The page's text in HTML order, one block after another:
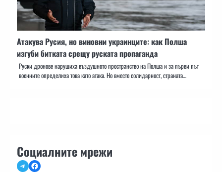
Атакува Русия, но виновни украинците: как Полша
изгуби битката срещу руската пропаганда
Руски дронове нарушиха въздушното пространство на Полша и за първи път
военните определиха това като атака. Но вместо солидарност, страната…
Социалните мрежи
TelegramFacebook